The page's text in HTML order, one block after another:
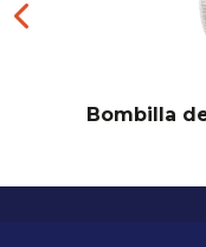
Bombilla